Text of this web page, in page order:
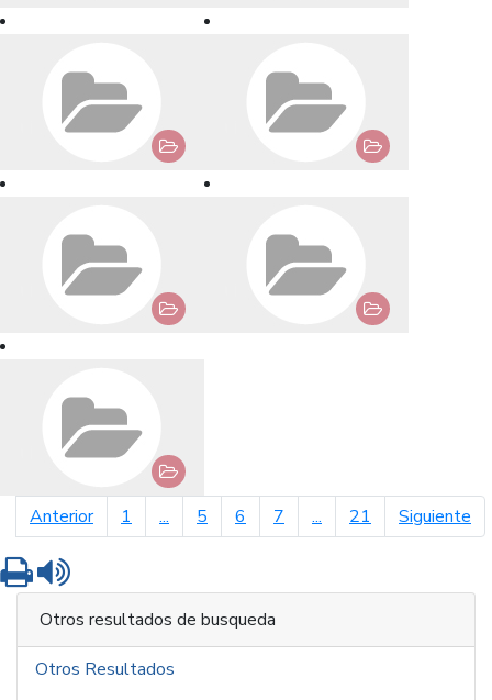
Anteriorpágina anterior
1 ... 5 6 7 ... 21 Siguiente
Imprimir
Otros resultados de busqueda
Otros Resultados